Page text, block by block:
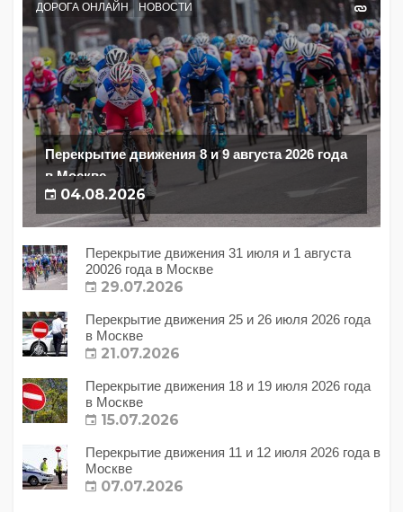
ДОРОГА ОНЛАЙН НОВОСТИ
Перекрытие движения 8 и 9 августа 2026 года
в Москве
04.08.2026
Перекрытие движения 31 июля и 1 августа
20026 года в Москве
29.07.2026
Перекрытие движения 25 и 26 июля 2026 года
в Москве
21.07.2026
Перекрытие движения 18 и 19 июля 2026 года
в Москве
15.07.2026
Перекрытие движения 11 и 12 июля 2026 года в
Москве
07.07.2026